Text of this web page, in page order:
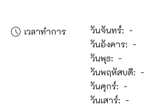
เวลาทำการ
วันจันทร์: -
วันอังคาร: -
วันพุธ: -
วันพฤหัสบดี: -
วันศุกร์: -
วันเสาร์: -